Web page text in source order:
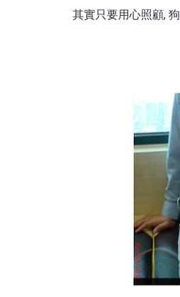
其實只要用心照顧,